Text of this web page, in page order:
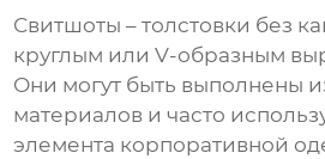
Свитшоты – толстовки без
круглым или V-образным
Они могут быть выполнены
материалов и часто
элемента корпоративной